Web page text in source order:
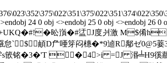
24 0 obj <>endobj 25 0 obj <>endobj 26
昖嵿�#盓J度爿激 M$倄
怠`$頔D厃唖笌闷橞 �*9逌R鄅
铭�3�'T �4>i =J 湣╧H9徯